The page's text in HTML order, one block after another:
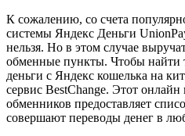
К сожалению, со счета
системы Яндекс Деньги
нельзя. Но в этом случае
обменные пункты. Чтобы найти
деньги с Яндекс кошелька на
сервис BestChange. Этот
обменников предоставляет
совершают переводы денег в